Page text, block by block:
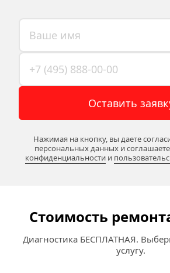
Оставить
Нажимая на кнопку, вы даете
персональных данных и
конфиденциальности и
Стоимость
Диагностика БЕСПЛАТНАЯ.
услугу.